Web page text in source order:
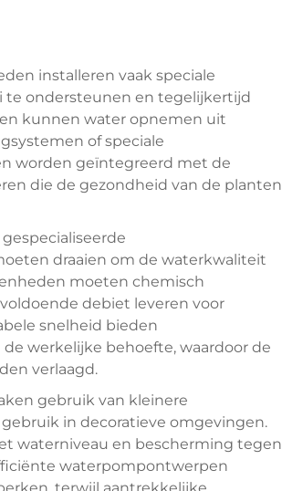
installeren vaak speciale
ondersteunen en tegelijkertijd
kunnen water opnemen uit
of speciale
worden geïntegreerd met de
die de gezondheid van de planten
draaien om de waterkwaliteit
moeten chemisch
debiet leveren voor
snelheid bieden
werkelijke behoefte, waardoor de
verlaagd.
gebruik van kleinere
in decoratieve omgevingen.
waterniveau en bescherming tegen
waterpompontwerpen